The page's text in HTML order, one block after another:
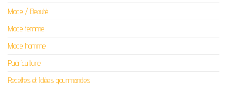
Mode / Beauté
Mode femme
Mode homme
Puériculture
Recettes et Idées gourmandes